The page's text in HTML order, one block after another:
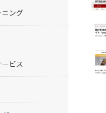
ニング
ビス